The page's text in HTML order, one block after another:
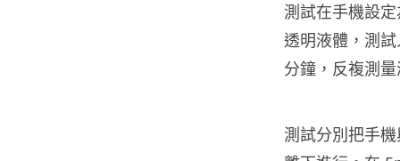
測試在手機設
透明液體，測
分鐘，反複測
測試分別把手